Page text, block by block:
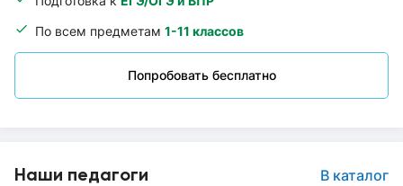
По всем предметам 1-11 классов
Попробовать бесплатно
Наши педагоги В каталог